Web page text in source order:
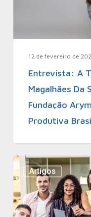
12 de fevereiro de
Entrevista: A
Magalhães Da
Fundação
Produtiva
Artigos